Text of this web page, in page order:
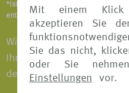
Mit einem
akzeptieren Sie
Sie das nicht,
oder Sie
Einstellungen
vor.
*Ist abhängig vom
entnehmen Sie bitte den jeweiligen
Wählen Sie das
Ihren Bedürfnissen aus
den Urlaub.